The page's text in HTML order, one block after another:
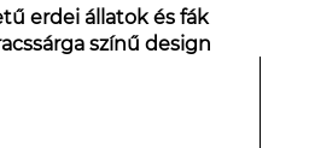
erdei állatok és fák
színű design